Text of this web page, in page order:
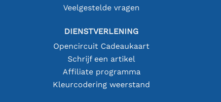
Veelgestelde vragen
DIENSTVERLENING
Opencircuit Cadeaukaart
Schrijf een artikel
Affiliate programma
Kleurcodering weerstand